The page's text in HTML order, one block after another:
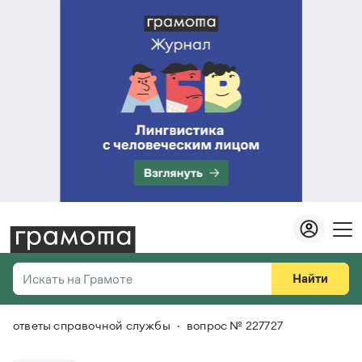
Искать на Грамоте
Справочная служба
Найти
Везде
ответы справочной службы вопрос № 227727